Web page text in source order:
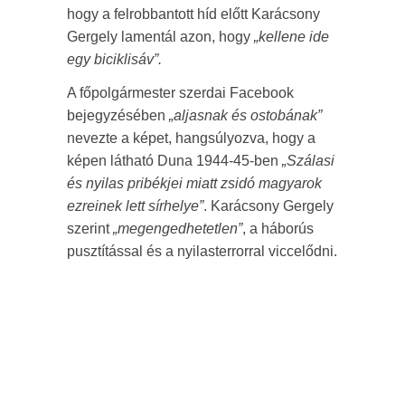
hogy a felrobbantott híd előtt Karácsony
Gergely lamentál azon, hogy „kellene ide
egy biciklisáv”.
A főpolgármester szerdai Facebook
bejegyzésében „aljasnak és ostobának”
nevezte a képet, hangsúlyozva, hogy a
képen látható Duna 1944-45-ben „Szálasi
és nyilas pribékjei miatt zsidó magyarok
ezreinek lett sírhelye”. Karácsony Gergely
szerint„megengedhetetlen”, a háborús
pusztítással és a nyilasterrorral viccelődni.